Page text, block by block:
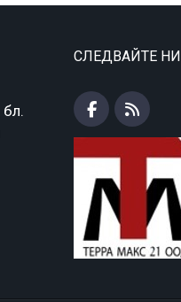
СЛЕДВАЙТЕ НИ